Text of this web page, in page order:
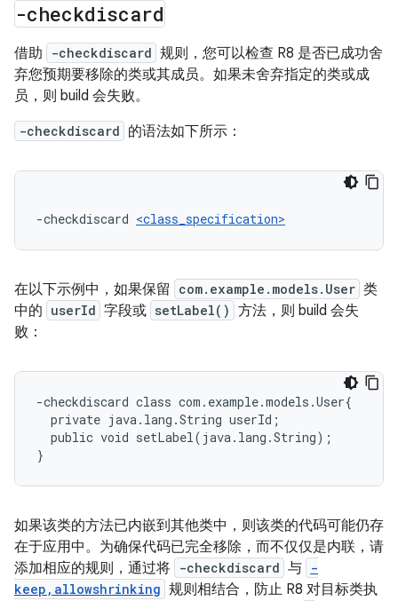
-checkdiscard
借助 -checkdiscard 规则，您可以检查 R8 是否已成功舍
弃您预期要移除的类或其成员。如果未舍弃指定的类或成
员，则 build 会失败。
-checkdiscard 的语法如下所示：
-checkdiscard <class_specification>
在以下示例中，如果保留 com.example.models.User 类
中的 userId 字段或 setLabel() 方法，则 build 会失
败：
-checkdiscard class com.example.models.User{
  private java.lang.String userId;
  public void setLabel(java.lang.String);
如果该类的方法已内嵌到其他类中，则该类的代码可能仍存
在于应用中。为确保代码已完全移除，而不仅仅是内联，请
添加相应的规则，通过将 -checkdiscard 与 -
keep,allowshrinking 规则相结合，防止 R8 对目标类执